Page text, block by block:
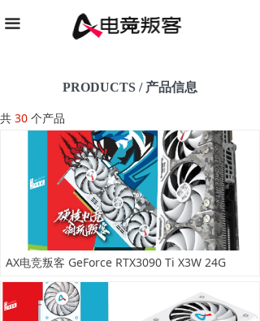
끀
PRODUCTS / 产品信息
共 30 个产品
AX电竞叛客 GeForce RTX3090 Ti X3W 24G